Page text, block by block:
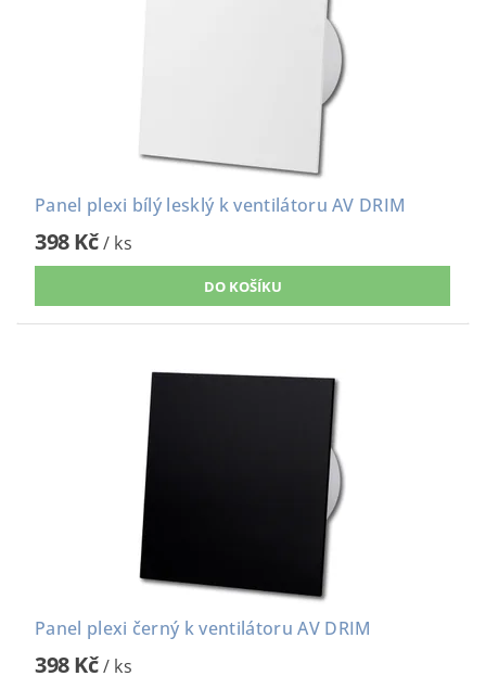
Panel plexi bílý lesklý k ventilátoru AV DRIM
398 Kč/ ks
Panel plexi černý k ventilátoru AV DRIM
398 Kč/ ks